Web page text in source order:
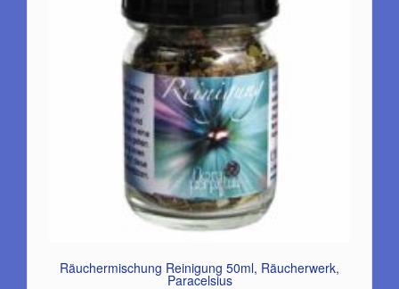
Räuchermischung Reinigung 50ml, Räucherwerk,
Paracelsius